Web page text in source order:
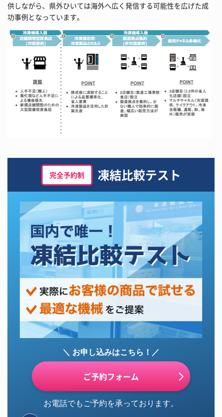
供しながら、県外ひいては海外へ広く発信する可能性を広げた成
功事例となっています。
完全予約制 凍結比較テスト
＼ お申し込みはこちら！／
ご予約フォーム
お電話でもご予約を承っております。